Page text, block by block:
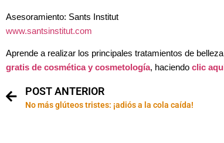
Asesoramiento: Sants Institut
www.santsinstitut.com
Aprende a realizar los principales tratamientos de
gratis de cosmética y cosmetología, haciendo clic
POST ANTERIOR
No más glúteos tristes: ¡adiós a la cola caída!